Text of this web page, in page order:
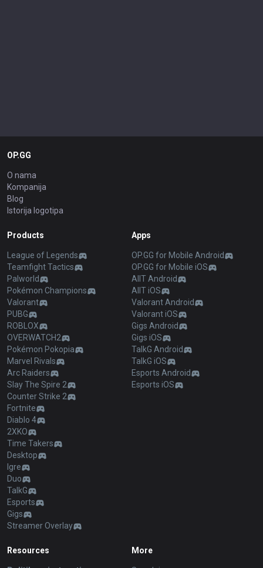
OP.GG
O nama
Kompanija
Blog
Istorija logotipa
Products
League of Legends
Teamfight Tactics
Palworld
Pokémon Champions
Valorant
PUBG
ROBLOX
OVERWATCH2
Pokémon Pokopia
Marvel Rivals
Arc Raiders
Slay The Spire 2
Counter Strike 2
Fortnite
Diablo 4
2XKO
Time Takers
Desktop
Igre
Duo
TalkG
Esports
Gigs
Streamer Overlay
Apps
OP.GG for Mobile Android
OP.GG for Mobile iOS
AllT Android
AllT iOS
Valorant Android
Valorant iOS
Gigs Android
Gigs iOS
TalkG Android
TalkG iOS
Esports Android
Esports iOS
Resources More